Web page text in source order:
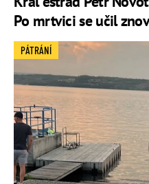
Po mrtvici se učil
PÁTRÁNÍ